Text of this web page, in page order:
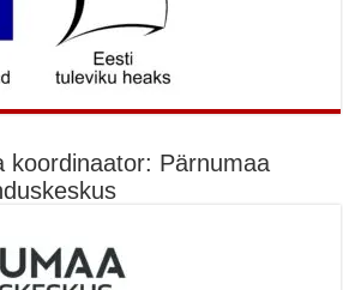
koordinaator: Pärnumaa